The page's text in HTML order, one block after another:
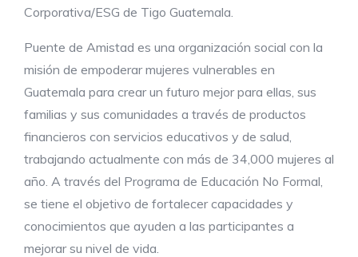
Corporativa/ESG de Tigo Guatemala.
Puente de Amistad es una organización social con la
misión de empoderar mujeres vulnerables en
Guatemala para crear un futuro mejor para ellas, sus
familias y sus comunidades a través de productos
financieros con servicios educativos y de salud,
trabajando actualmente con más de 34,000 mujeres al
año. A través del Programa de Educación No Formal,
se tiene el objetivo de fortalecer capacidades y
conocimientos que ayuden a las participantes a
mejorar su nivel de vida.